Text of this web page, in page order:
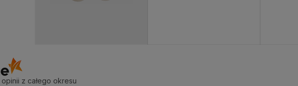
opinii z całego okresu